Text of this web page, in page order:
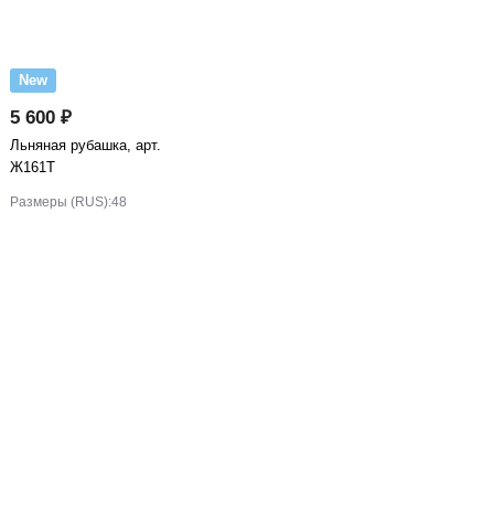
New
5 600 ₽
Льняная рубашка, арт.
Ж161Т
Размеры (RUS):48